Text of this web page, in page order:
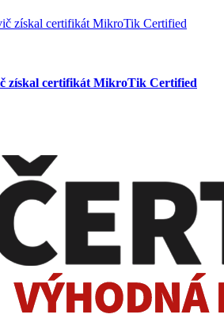
získal certifikát MikroTik Certified